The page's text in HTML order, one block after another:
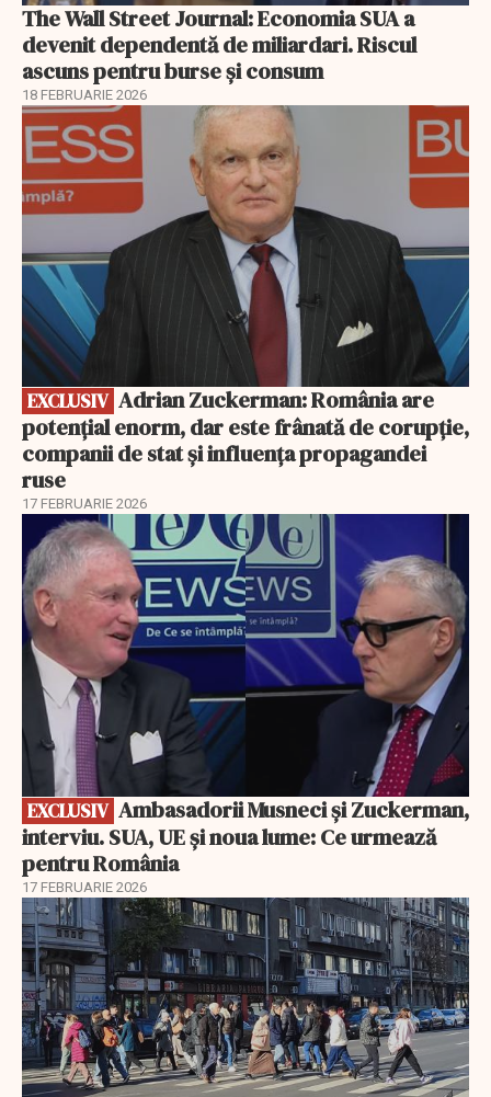
The Wall Street Journal: Economia SUA a
devenit dependentă de miliardari. Riscul
ascuns pentru burse și consum
18 FEBRUARIE 2026
EXCLUSIV
EXCLUSIV
potențial enorm, dar este frânată de corupție,
companii de stat și influența propagandei
ruse
17 FEBRUARIE 2026
EXCLUSIV
EXCLUSIV
interviu. SUA, UE și noua lume: Ce urmează
pentru România
17 FEBRUARIE 2026